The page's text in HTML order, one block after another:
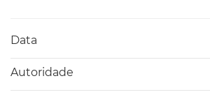
Data
Autoridade